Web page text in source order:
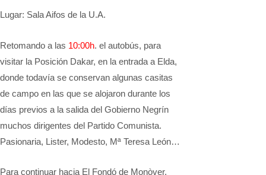
Lugar: Sala Aifos de la U.A.
Retomando a las 10:00h. el autobús, para
visitar la Posición Dakar, en la entrada a Elda,
donde todavía se conservan algunas casitas
de campo en las que se alojaron durante los
días previos a la salida del Gobierno Negrín
muchos dirigentes del Partido Comunista.
Pasionaria, Lister, Modesto, Mª Teresa León…
Para continuar hacia El Fondó de Monòver,